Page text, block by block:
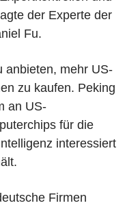
der Experte der
Fu.
anbieten, mehr US-
zu kaufen. Peking
an US-
für die
interessiert
Firmen